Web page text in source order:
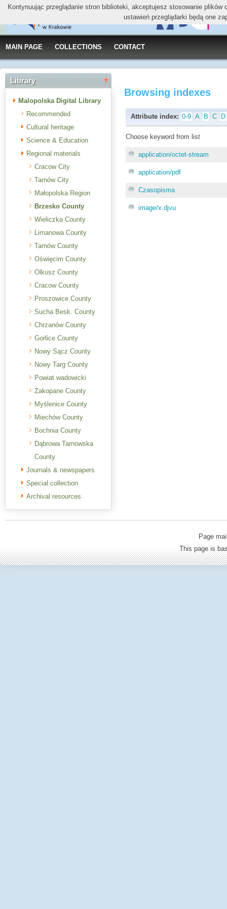
MAIN PAGE COLLECTIONS CONTACT
Library
Malopolska Digital Library
Recommended
Cultural heritage
Science & Education
Regional materials
Cracow City
Tarnów City
Małopolska Region
Brzesko County
Wieliczka County
Limanowa County
Tarnów County
Oświęcim County
Olkusz County
Cracow County
Proszowice County
Sucha Besk. County
Chrzanów County
Gorlice County
Nowy Sącz County
Nowy Targ County
Powiat wadowicki
Zakopane County
Myślenice County
Miechów County
Bochnia County
Dąbrowa Tarnowska
County
Journals & newspapers
Special collection
Archival resources
Browsing indexes
Attribute index: 0-9 A B C D
Choose keyword from list
application/octet-stream
application/pdf
Czasopisma
image/x.djvu
Page
This page is
Kontynuując przeglądanie stron biblioteki, akceptujesz stosowanie
ustawień przeglądarki będą one